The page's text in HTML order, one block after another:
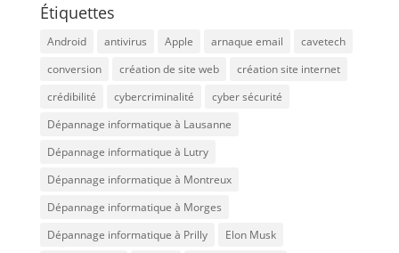
Étiquettes
Android antivirus Apple arnaque email
cavetech
conversion
création de site web
création site internet
crédibilité
cybercriminalité
cyber sécurité
Dépannage informatique à Lausanne
Dépannage informatique à Lutry
Dépannage informatique à Montreux
Dépannage informatique à Morges
Dépannage informatique à Prilly
Elon Musk